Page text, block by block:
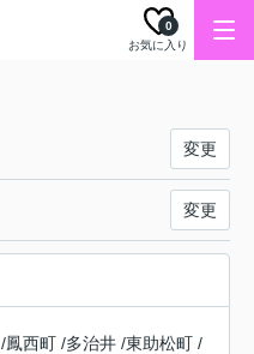
お気に入り
0
変更
変更
/鳳西町 /多治井 /東助松町 /